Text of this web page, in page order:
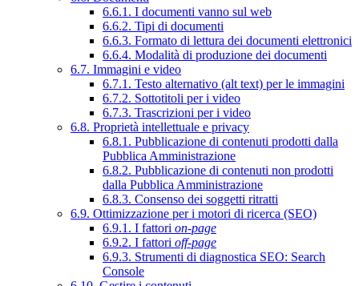
6.6.1. I documenti vanno sul web
6.6.2. Tipi di documenti
6.6.3. Formato di lettura dei documenti elettronici
6.6.4. Modalità di produzione dei documenti
6.7. Immagini e video
6.7.1. Testo alternativo (alt text) per le immagini
6.7.2. Sottotitoli per i video
6.7.3. Trascrizioni per i video
6.8. Proprietà intellettuale e privacy
6.8.1. Pubblicazione di contenuti prodotti dalla
Pubblica Amministrazione
6.8.2. Pubblicazione di contenuti non prodotti
dalla Pubblica Amministrazione
6.8.3. Consenso dei soggetti ritratti
6.9. Ottimizzazione per i motori di ricerca (SEO)
6.9.1. I fattori on-page
6.9.2. I fattori off-page
6.9.3. Strumenti di diagnostica SEO: Search
Console